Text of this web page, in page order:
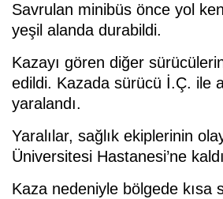
Savrulan minibüs önce yol
yeşil alanda durabildi.
Kazayı gören diğer
edildi. Kazada sürücü İ.Ç. ile
yaralandı.
Yaralılar, sağlık ekiplerinin
Üniversitesi Hastanesi’ne
Kaza nedeniyle bölgede kısa